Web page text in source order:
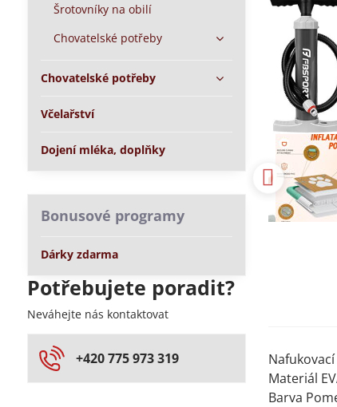
Materiál
Barva
Šrotovníky na obilí
Chovatelské potřeby
Chovatelské potřeby
Včelařství
Dojení mléka, doplňky
Bonusové programy
Dárky zdarma
Potřebujete poradit?
Neváhejte nás kontaktovat
+420 775 973 319